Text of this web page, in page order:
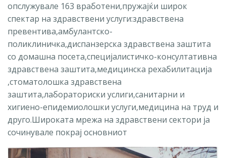
опслужувале 163 вработени,пружајќи широк
спектар на здравствени услуги:здравствена
превентива,амбулантско-
поликлиничка,диспанзерска здравствена заштита
со домашна посета,специјалистичко-консултативна
здравствена заштита,медицинска рехабилитација
,стоматолошка здравствена
заштита,лабораториски услиги,санитарни и
хигиено-епидемиолошки услуги,медицина на труд и
друго.Широката мрежа на здравствени сектори ја
сочинувале покрај основниот